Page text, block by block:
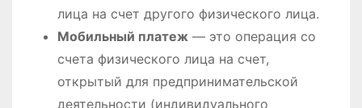
лица на счет другого физического лица.
Мобильный платеж — это операция со
счета физического лица на счет,
открытый для предпринимательской
деятельности (индивидуального